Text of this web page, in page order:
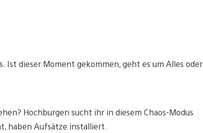
Ist dieser Moment gekommen, geht es um Alles oder
Hochburgen sucht ihr in diesem Chaos-Modus
haben Aufsätze installiert.